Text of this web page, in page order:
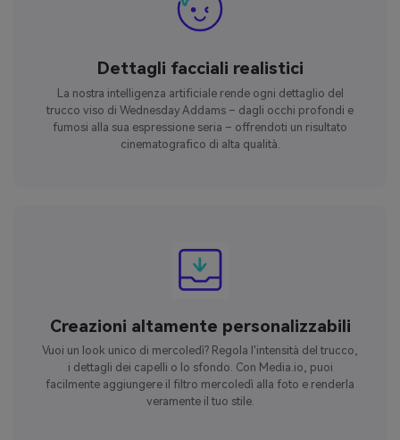
Dettagli facciali realistici
La nostra intelligenza artificiale rende ogni dettaglio del
trucco viso di Wednesday Addams – dagli occhi profondi e
fumosi alla sua espressione seria – offrendoti un risultato
cinematografico di alta qualità.
Creazioni altamente personalizzabili
Vuoi un look unico di mercoledì? Regola l'intensità del trucco,
i dettagli dei capelli o lo sfondo. Con Media.io, puoi
facilmente aggiungere il filtro mercoledì alla foto e renderla
veramente il tuo stile.